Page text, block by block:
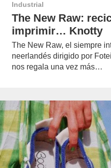
Industrial
The New Raw:
imprimir… Knotty
The New Raw, el siempre
neerlandés dirigido por
nos regala una vez más…